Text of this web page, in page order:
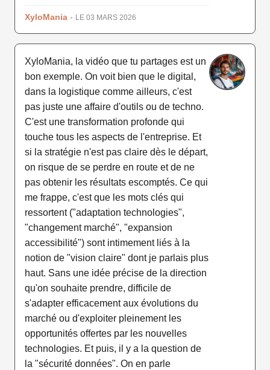
XyloMania - LE 03 MARS 2026
XyloMania, la vidéo que tu partages est un
bon exemple. On voit bien que le digital,
dans la logistique comme ailleurs, c'est
pas juste une affaire d'outils ou de techno.
C'est une transformation profonde qui
touche tous les aspects de l'entreprise. Et
si la stratégie n'est pas claire dès le départ,
on risque de se perdre en route et de ne
pas obtenir les résultats escomptés. Ce qui
me frappe, c'est que les mots clés qui
ressortent ("adaptation technologies",
"changement marché", "expansion
accessibilité") sont intimement liés à la
notion de "vision claire" dont je parlais plus
haut. Sans une idée précise de la direction
qu'on souhaite prendre, difficile de
s'adapter efficacement aux évolutions du
marché ou d'exploiter pleinement les
opportunités offertes par les nouvelles
technologies. Et puis, il y a la question de
la "sécurité données". On en parle